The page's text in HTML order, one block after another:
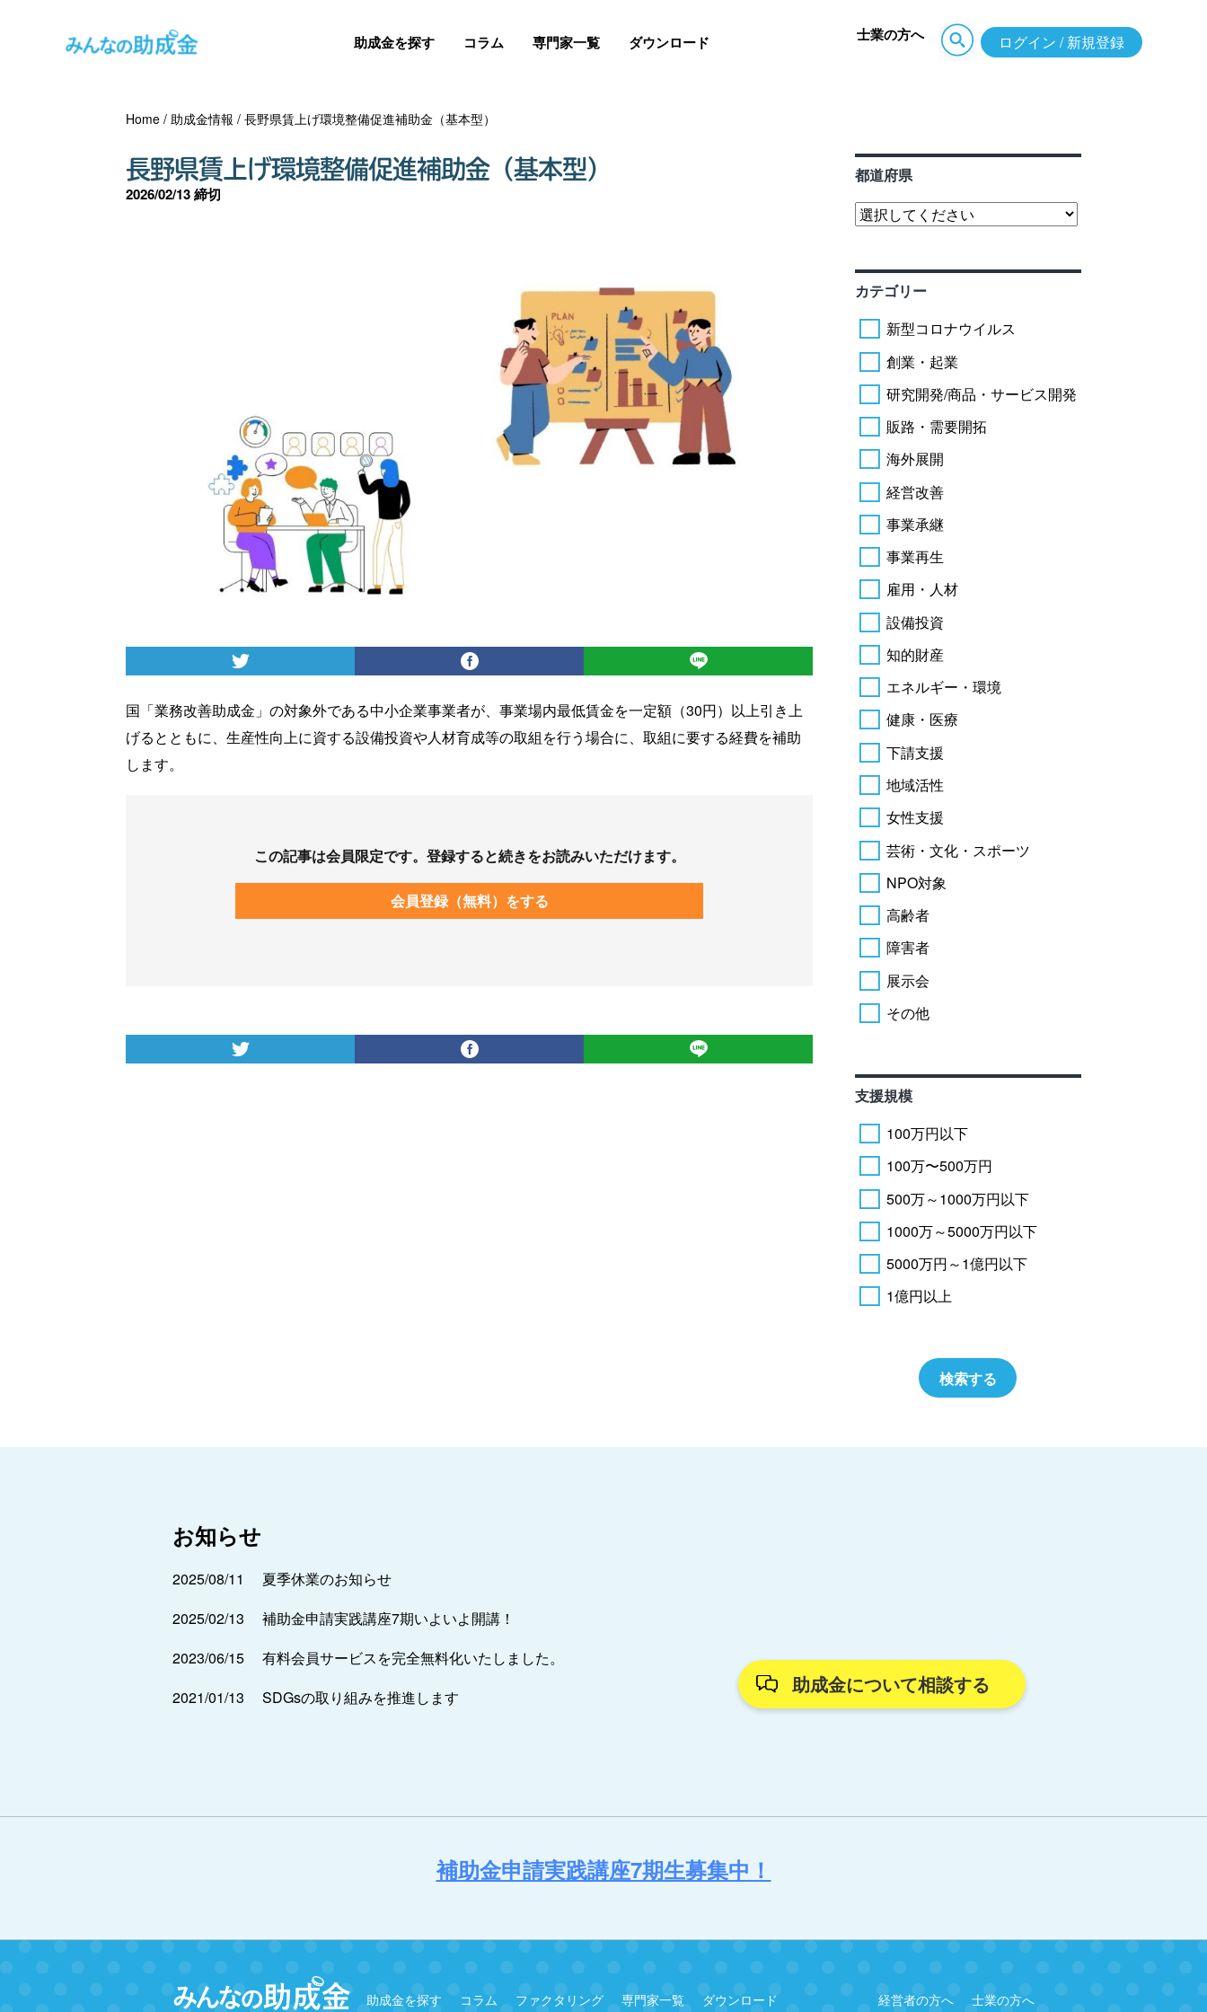
助成金を探す コラム 専門家一覧 ダウンロード 士業の方へ ログイン / 新規登録
Home /助成金情報 /長野県賃上げ環境整備促進補助金（基本型）
長野県賃上げ環境整備促進補助金（基本型）
2026/02/13 締切
国「業務改善助成金」の対象外である中小企業事業者が、事業場内最低賃金を一定額（30円）以上引き上
げるとともに、生産性向上に資する設備投資や人材育成等の取組を行う場合に、取組に要する経費を補助
します。
この記事は会員限定です。登録すると続きをお読みいただけます。
会員登録（無料）をする
都道府県
カテゴリー
新型コロナウイルス
創業・起業
研究開発/商品・サービス開発
販路・需要開拓
海外展開
経営改善
事業承継
事業再生
雇用・人材
設備投資
知的財産
エネルギー・環境
健康・医療
下請支援
地域活性
女性支援
芸術・文化・スポーツ
NPO対象
高齢者
障害者
展示会
その他
支援規模
100万円以下
100万〜500万円
500万～1000万円以下
1000万～5000万円以下
5000万円～1億円以下
1億円以上
お知らせ
2025/08/11
夏季休業のお知らせ
2025/02/13
補助金申請実践講座7期いよいよ開講！
2023/06/15
有料会員サービスを完全無料化いたしました。
2021/01/13
SDGsの取り組みを推進します
助成金について相談する
補助金申請実践講座7期生募集中！
助成金を探す コラム ファクタリング 専門家一覧 ダウンロード 経営者の方へ 士業の方へ